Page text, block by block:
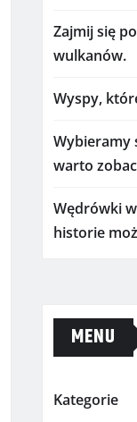
Zajmij się
wulkanów.
Wyspy,
Wybieramy
warto
Wędrówki
historie
MENU
Kategorie